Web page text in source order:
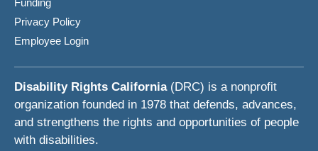
Funding
Privacy Policy
Employee Login
Disability Rights California(DRC) is a nonprofit
organization founded in 1978 that defends, advances,
and strengthens the rights and opportunities of people
with disabilities.